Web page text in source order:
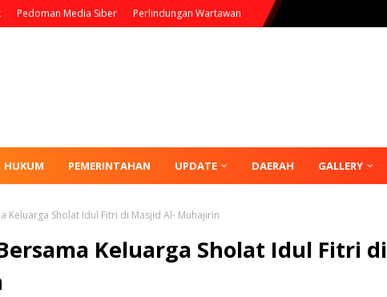
Pedoman Media Siber Perlindungan Wartawan
HUKUM PEMERINTAHAN UPDATE DAERAH GALLERY
Keluarga Sholat Idul Fitri di Masjid Al- Muhajirin
Keluarga Sholat Idul Fitri di